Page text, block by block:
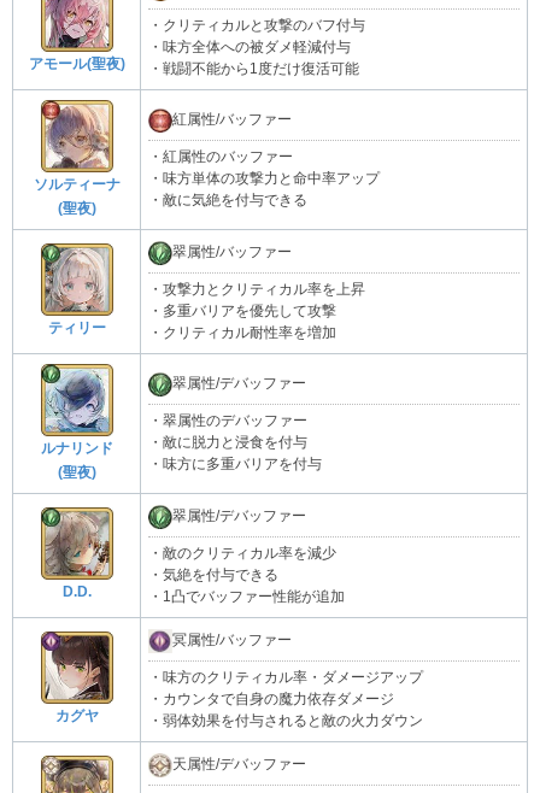
アモール(聖夜)
・クリティカルと攻撃のバフ付与
・味方全体への被ダメ軽減付与
・戦闘不能から1度だけ復活可能
ソルティーナ
(聖夜)
紅属性/バッファー
・紅属性のバッファー
・味方単体の攻撃力と命中率アップ
・敵に気絶を付与できる
ティリー
翠属性/バッファー
・攻撃力とクリティカル率を上昇
・多重バリアを優先して攻撃
・クリティカル耐性率を増加
ルナリンド
(聖夜)
翠属性/デバッファー
・翠属性のデバッファー
・敵に脱力と浸食を付与
・味方に多重バリアを付与
D.D.
翠属性/デバッファー
・敵のクリティカル率を減少
・気絶を付与できる
・1凸でバッファー性能が追加
カグヤ
冥属性/バッファー
・味方のクリティカル率・ダメージアップ
・カウンタで自身の魔力依存ダメージ
・弱体効果を付与されると敵の火力ダウン
天属性/デバッファー